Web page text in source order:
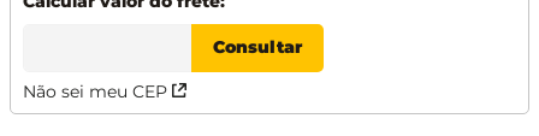
Não sei meu CEP